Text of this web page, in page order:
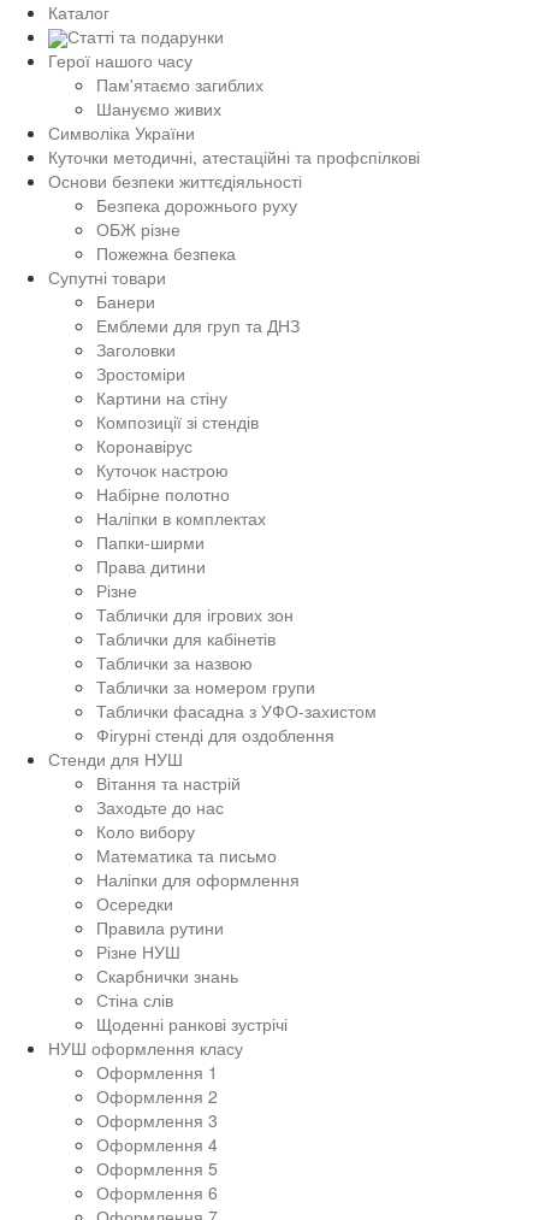
Каталог
Статті та подарунки
Герої нашого часу
Пам'ятаємо загиблих
Шануємо живих
Символіка України
Куточки методичні, атестаційні та профспілкові
Основи безпеки життєдіяльності
Безпека дорожнього руху
ОБЖ різне
Пожежна безпека
Супутні товари
Банери
Емблеми для груп та ДНЗ
Заголовки
Зростоміри
Картини на стіну
Композиції зі стендів
Коронавірус
Куточок настрою
Набірне полотно
Наліпки в комплектах
Папки-ширми
Права дитини
Різне
Таблички для ігрових зон
Таблички для кабінетів
Таблички за назвою
Таблички за номером групи
Таблички фасадна з УФО-захистом
Фігурні стенді для оздоблення
Стенди для НУШ
Вітання та настрій
Заходьте до нас
Коло вибору
Математика та письмо
Наліпки для оформлення
Осередки
Правила рутини
Різне НУШ
Скарбнички знань
Стіна слів
Щоденні ранкові зустрічі
НУШ оформлення класу
Оформлення 1
Оформлення 2
Оформлення 3
Оформлення 4
Оформлення 5
Оформлення 6